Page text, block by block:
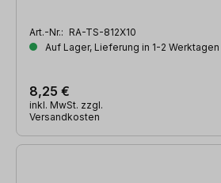
Art.-Nr.: RA-TS-812X10
Auf Lager, Lieferung in 1-2 Werktagen
8,25 €
inkl. MwSt. zzgl.
Versandkosten